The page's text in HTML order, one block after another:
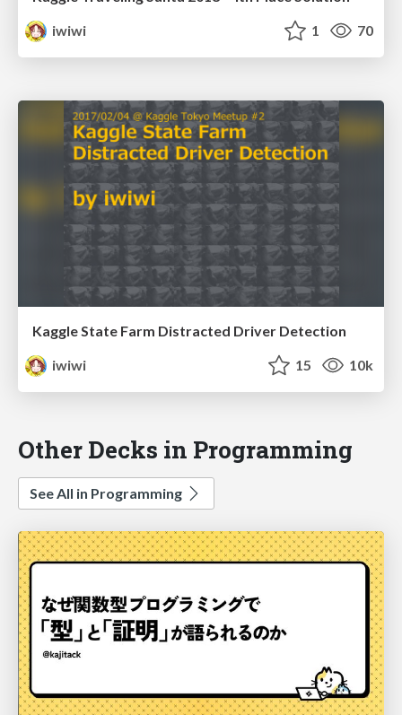
iwiwi
1 70
Kaggle State Farm Distracted Driver Detection
iwiwi
15 10k
Other Decks in Programming
See All in Programming